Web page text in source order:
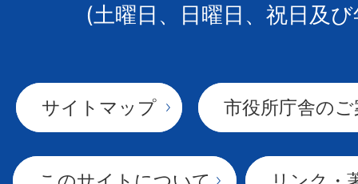
(土曜日、日曜日、祝日及
サイトマップ 市役所庁舎の